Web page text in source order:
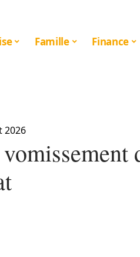
Famille Finance
2026